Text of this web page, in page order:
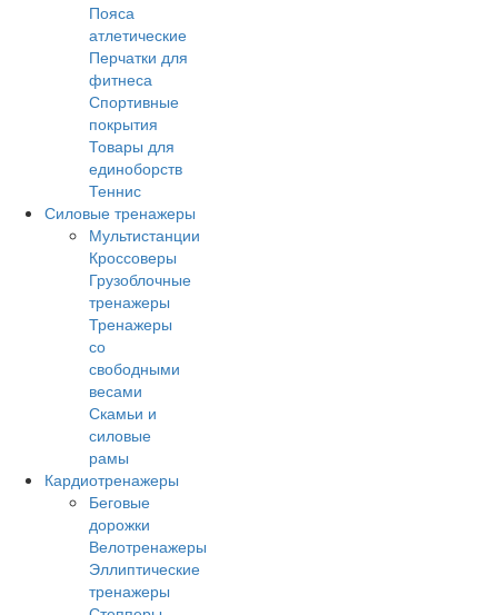
Пояса
атлетические
Перчатки для
фитнеса
Спортивные
покрытия
Товары для
единоборств
Теннис
Силовые тренажеры
Мультистанции
Кроссоверы
Грузоблочные
тренажеры
Тренажеры
со
свободными
весами
Скамьи и
силовые
рамы
Кардиотренажеры
Беговые
дорожки
Велотренажеры
Эллиптические
тренажеры